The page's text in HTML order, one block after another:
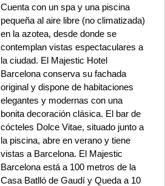
Cuenta con un spa y una piscina
pequeña al aire libre (no climatizada)
en la azotea, desde donde se
contemplan vistas espectaculares a
la ciudad. El Majestic Hotel
Barcelona conserva su fachada
original y dispone de habitaciones
elegantes y modernas con una
bonita decoración clásica. El bar de
cócteles Dolce Vitae, situado junto a
la piscina, abre en verano y tiene
vistas a Barcelona. El Majestic
Barcelona está a 100 metros de la
Casa Batlló de Gaudí y Queda a 10